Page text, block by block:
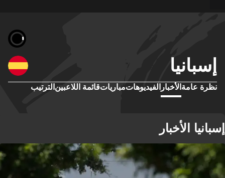
إسبانيا
نظرة عامة الأخبار الفيديوهاتمبارياتقائمة اللاعبين الترتيب
إسبانيا الأخبار